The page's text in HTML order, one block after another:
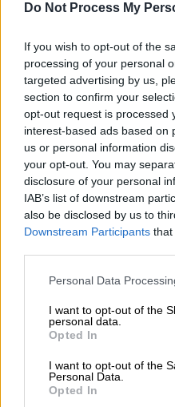
Do Not Process My
If you wish to opt-out of the
processing of your personal
targeted advertising by us,
section to confirm your
opt-out request is processed
interest-based ads based on
us or personal information
your opt-out. You may
disclosure of your personal
IAB’s list of downstream
also be disclosed by us to
Downstream Participants that
Please note that this
not limited to your visit or
grant or deny consent to
use your data for below
consent section.
Personal Data
I want to opt-out of the
personal data.
Opted In
I want to opt-out of the
Personal Data.
Opted In
μεγαλύτερηελβετική
στήριξη με
είναι αρκετή»,
μας, το στάτους κβο
επιλογή καθώς οι
αντισυμβαλλόμενων
εμφανίζονται, κάτι
αδυναμία των
μετοχών», πρόσθεσαν.
«Μετά τη χθεσινή
της μετοχής, οι
τη στήριξή τους, η
αυτά θα ηρεμήσουν
σπάσουν το αρνητικό
χρειαστεί χρόνος
εμπιστοσύνη στο
αναλυτής της Bank